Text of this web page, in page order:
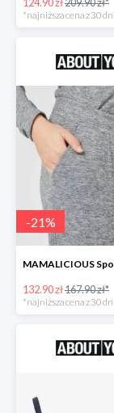
-21%
132.90 zł167.90 zł*